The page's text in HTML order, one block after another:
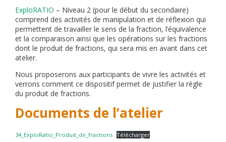
ExploRATIO – Niveau 2 (pour le début du secondaire)
comprend des activités de manipulation et de réflexion qui
permettent de travailler le sens de la fraction, l’équivalence
et la comparaison ainsi que les opérations sur les fractions
dont le produit de fractions, qui sera mis en avant dans cet
atelier.
Nous proposerons aux participants de vivre les activités et
verrons comment ce dispositif permet de justifier la règle
du produit de fractions.
Documents de l’atelier
34_ExploRatio_Produit_de_fractions Télécharger